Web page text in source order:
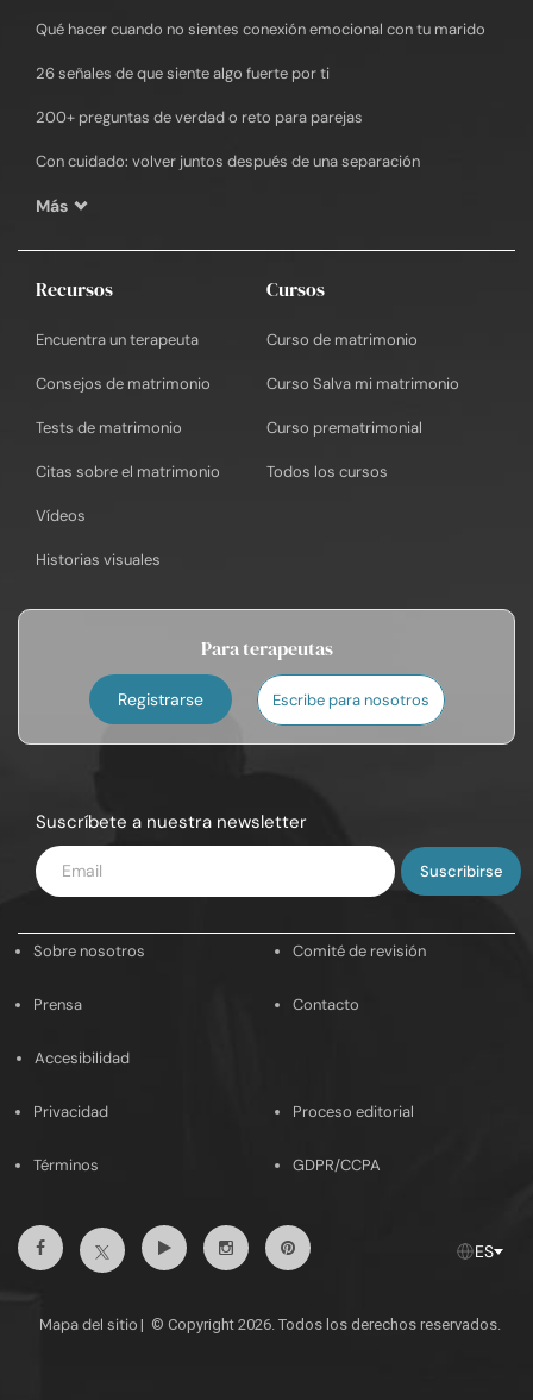
Qué hacer cuando no sientes conexión emocional con tu marido
26 señales de que siente algo fuerte por ti
200+ preguntas de verdad o reto para parejas
Con cuidado: volver juntos después de una separación
Más
Recursos
Encuentra un terapeuta
Consejos de matrimonio
Tests de matrimonio
Citas sobre el matrimonio
Vídeos
Historias visuales
Cursos
Curso de matrimonio
Curso Salva mi matrimonio
Curso prematrimonial
Todos los cursos
Para terapeutas
Registrarse Escribe para nosotros
Suscríbete a nuestra newsletter
Introduce
tu
Sobre nosotros Comité de revisión
Prensa Contacto
Accesibilidad
Privacidad Proceso editorial
Términos GDPR/CCPA
FacebookTwitterYoutubeInstagramPinterest ES
Mapa del sitio | © Copyright 2026. Todos los derechos reservados.